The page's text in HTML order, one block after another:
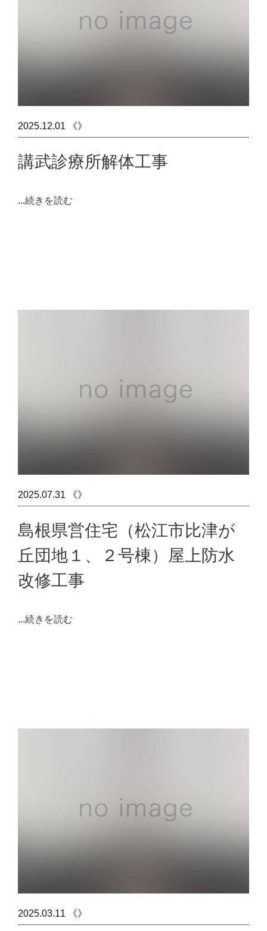
2025.12.01 《》
講武診療所解体工事
...続きを読む
2025.07.31 《》
島根県営住宅（松江市比津が
丘団地１、２号棟）屋上防水
改修工事
...続きを読む
2025.03.11 《》